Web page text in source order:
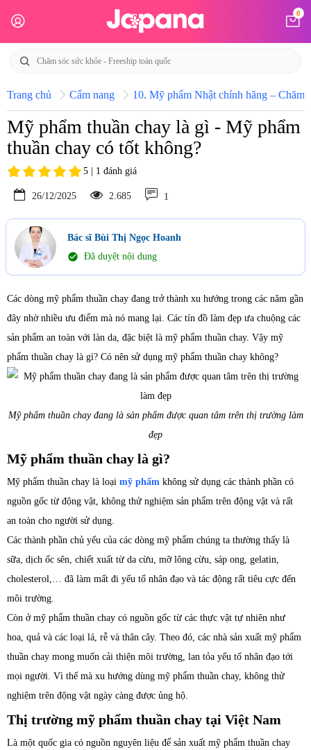
0
Trang chủ Cẩm nang 10. Mỹ phẩm Nhật chính hãng – Chăm
Mỹ phẩm thuần chay là gì - Mỹ phẩm
thuần chay có tốt không?
5 | 1 đánh giá
26/12/2025 2.685 1
Bác sĩ Bùi Thị Ngọc Hoanh
check_circle Đã duyệt nội dung
Các dòng mỹ phẩm thuần chay đang trở thành xu hướng trong các năm gần
đây nhờ nhiều ưu điểm mà nó mang lại. Các tín đồ làm đẹp ưa chuộng các
sản phẩm an toàn với làn da, đặc biệt là mỹ phẩm thuần chay. Vậy mỹ
phẩm thuần chay là gì? Có nên sử dụng mỹ phẩm thuần chay không?
Mỹ phẩm thuần chay đang là sản phẩm được quan tâm trên thị trường làm
đẹp
Mỹ phẩm thuần chay là gì?
Mỹ phẩm thuần chay là loại mỹ phẩm không sử dụng các thành phần có
nguồn gốc từ động vật, không thử nghiệm sản phẩm trên động vật và rất
an toàn cho người sử dụng.
Các thành phần chủ yếu của các dòng mỹ phẩm chúng ta thường thấy là
sữa, dịch ốc sên, chiết xuất từ da cừu, mỡ lông cừu, sáp ong, gelatin,
cholesterol,… đã làm mất đi yếu tố nhân đạo và tác động rất tiêu cực đến
môi trường.
Còn ở mỹ phẩm thuần chay có nguồn gốc từ các thực vật tự nhiên như
hoa, quả và các loại lá, rễ và thân cây. Theo đó, các nhà sản xuất mỹ phẩm
thuần chay mong muốn cải thiện môi trường, lan tỏa yếu tố nhân đạo tới
mọi người. Vì thế mà xu hướng dùng mỹ phẩm thuần chay, không thử
nghiệm trên động vật ngày càng được ủng hộ.
Thị trường mỹ phẩm thuần chay tại Việt Nam
Là một quốc gia có nguồn nguyên liệu để sản xuất mỹ phẩm thuần chay